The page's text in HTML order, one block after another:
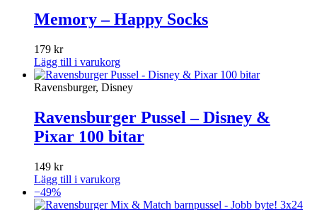
Memory – Happy Socks
179 kr
Lägg till i varukorg
Ravensburger, Disney
Ravensburger Pussel – Disney &
Pixar 100 bitar
149 kr
Lägg till i varukorg
−49%